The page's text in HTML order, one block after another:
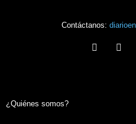
Contáctanos:
¿Quiénes somos?